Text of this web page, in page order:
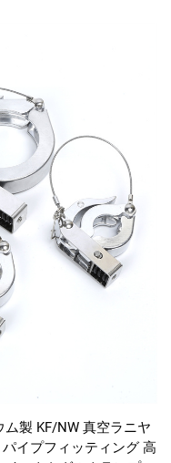
製 KF/NW 真空ラニヤ
イプフィッティング 高